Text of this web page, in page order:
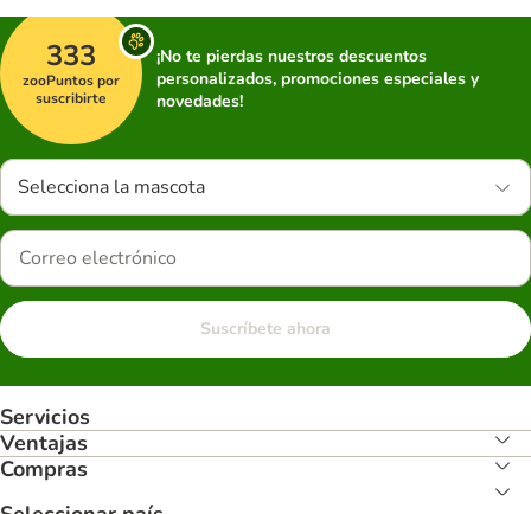
333
zooPuntos por
suscribirte
¡No te pierdas nuestros descuentos
personalizados, promociones especiales y
novedades!
Selecciona la mascota
Suscríbete ahora
Servicios
Ventajas
Compras